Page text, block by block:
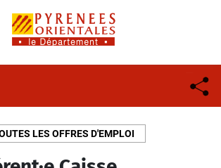
LES OFFRES D'EMPLOI